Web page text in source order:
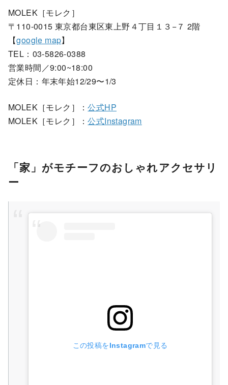
MOLEK［モレク］
〒110-0015 東京都台東区東上野４丁目１３−７ 2階
【google map】
TEL：03-5826-0388
営業時間／9:00~18:00
定休日：年末年始12/29〜1/3
MOLEK［モレク］：公式HP
MOLEK［モレク］：公式Instagram
「家」がモチーフのおしゃれアクセサリ
ー
この投稿をInstagramで見る